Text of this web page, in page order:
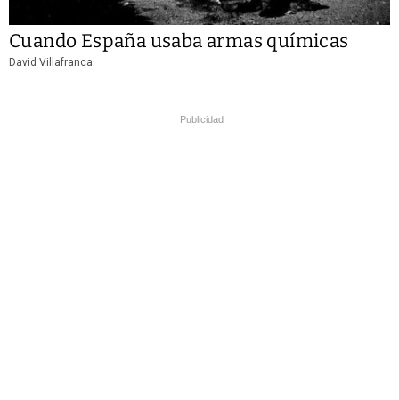
Cuando España usaba armas químicas
David Villafranca
Publicidad